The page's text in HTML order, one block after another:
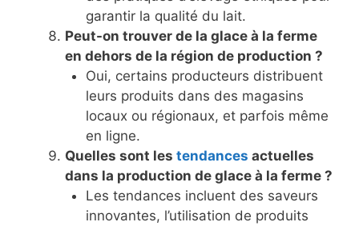
garantir la qualité du lait.
Peut-on trouver de la glace à la ferme
en dehors de la région de production ?
Oui, certains producteurs distribuent
leurs produits dans des magasins
locaux ou régionaux, et parfois même
en ligne.
Quelles sont les tendances actuelles
dans la production de glace à la ferme ?
Les tendances incluent des saveurs
innovantes, l’utilisation de produits